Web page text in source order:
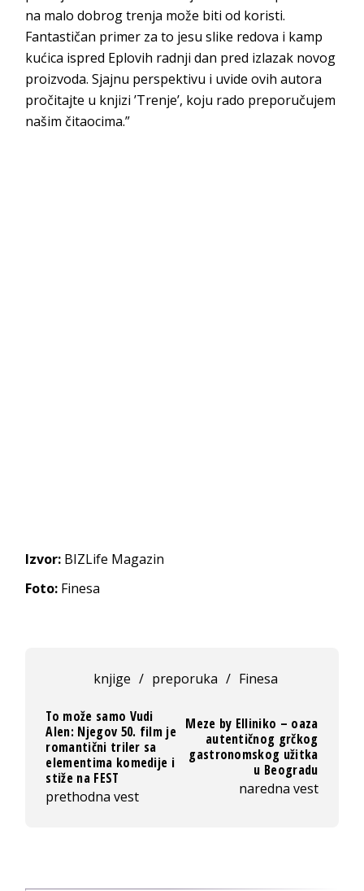
na malo dobrog trenja može biti od koristi.
Fantastičan primer za to jesu slike redova i kamp
kućica ispred Eplovih radnji dan pred izlazak novog
proizvoda. Sjajnu perspektivu i uvide ovih autora
pročitajte u knjizi ’Trenje’, koju rado preporučujem
našim čitaocima.”
Izvor: BIZLife Magazin
Foto: Finesa
knjige / preporuka / Finesa
To može samo Vudi
Alen: Njegov 50. film je
romantični triler sa
elementima komedije i
stiže na FEST
prethodna vest
Meze by Elliniko – oaza
autentičnog grčkog
gastronomskog užitka
u Beogradu
naredna vest